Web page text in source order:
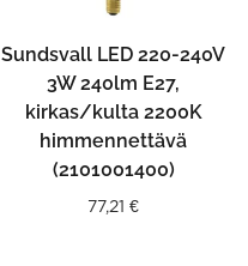
Sundsvall LED 220-240V
3W 240lm E27,
kirkas/kulta 2200K
himmennettävä
(2101001400)
77,21 €